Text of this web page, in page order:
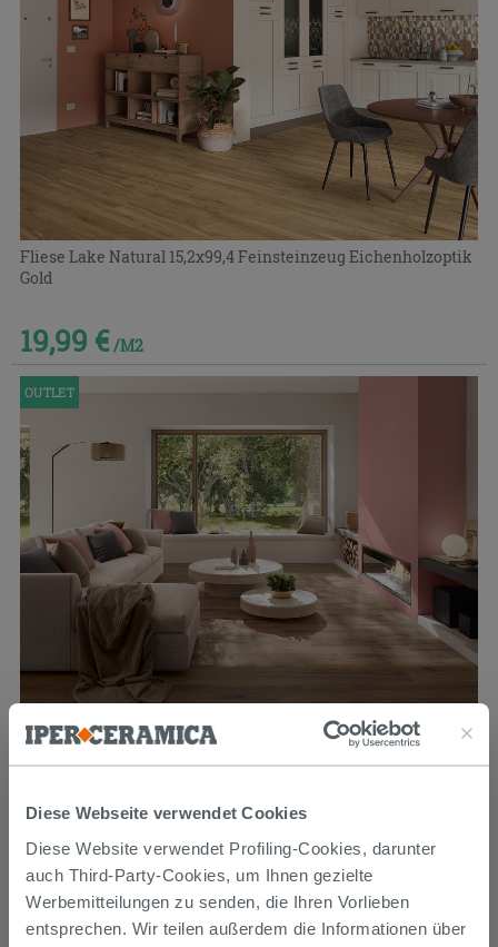
Diese Webseite verwendet Cookies
Diese Website verwendet Profiling-Cookies, darunter
auch Third-Party-Cookies, um Ihnen gezielte
Werbemitteilungen zu senden, die Ihren Vorlieben
entsprechen. Wir teilen außerdem die Informationen über
Fliese Lake Natural 15,2x99,4 Feinsteinzeug Eichenholzoptik
Gold
19,99 € /M2
OUTLET
Fliese Lake Brown 15,2x99,4 Feinsteinzeug Eichenholz Braun
19,99 € /M2